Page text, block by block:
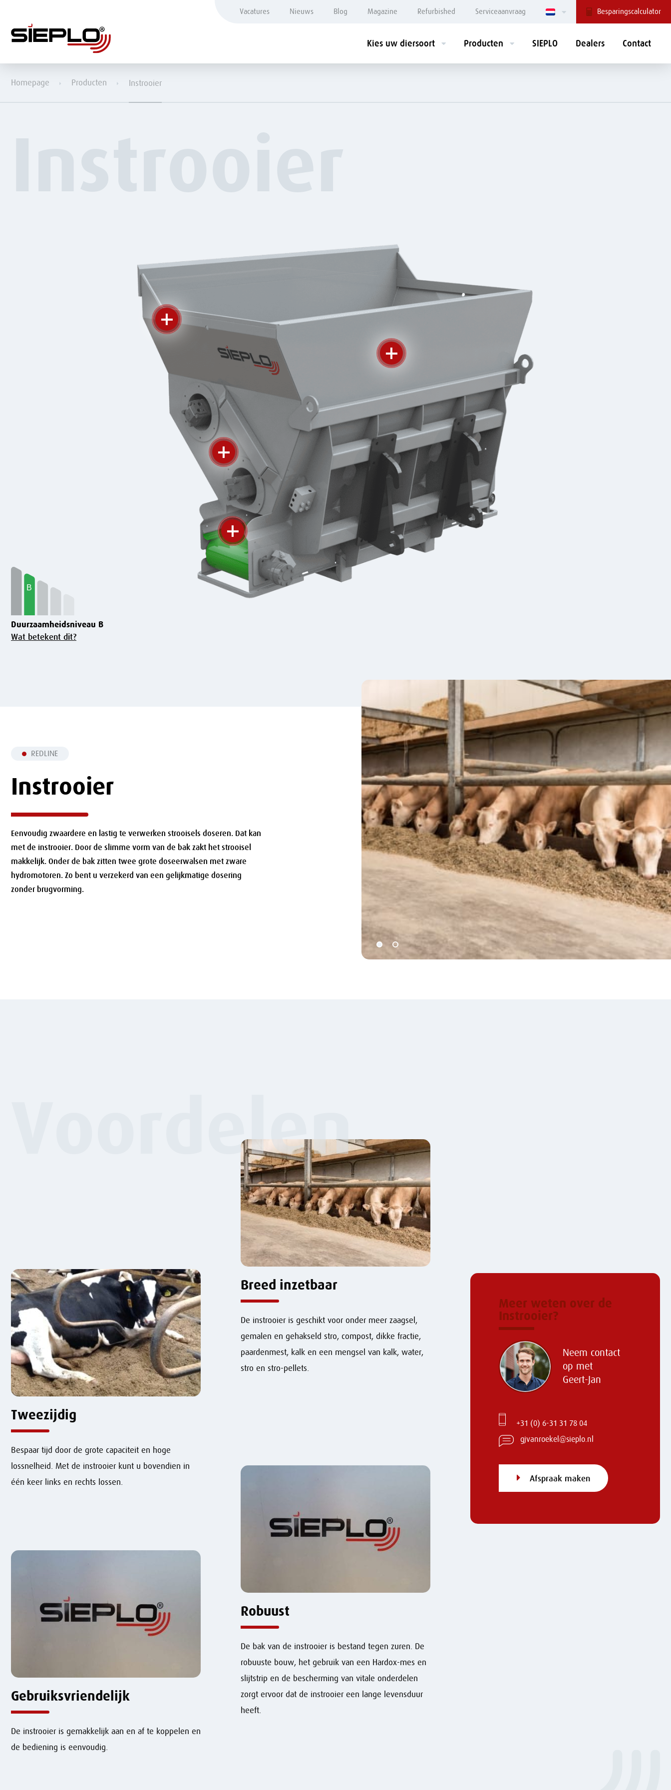
Vacatures Nieuws Blog Magazine Refurbished Serviceaanvraag Besparingscalculator
Kies uw diersoort Producten SIEPLO Dealers Contact
Homepage Producten Instrooier
Duurzaamheidsniveau B
Wat betekent dit?
REDLINE
Instrooier
Eenvoudig zwaardere en lastig te verwerken strooisels doseren. Dat kan
met de instrooier. Door de slimme vorm van de bak zakt het strooisel
makkelijk. Onder de bak zitten twee grote doseerwalsen met zware
hydromotoren. Zo bent u verzekerd van een gelijkmatige dosering
zonder brugvorming.
Voordelen
Tweezijdig
Bespaar tijd door de grote capaciteit en hoge
lossnelheid. Met de instrooier kunt u bovendien in
één keer links en rechts lossen.
Gebruiksvriendelijk
De instrooier is gemakkelijk aan en af te koppelen en
de bediening is eenvoudig.
Breed inzetbaar
De instrooier is geschikt voor onder meer zaagsel,
gemalen en gehakseld stro, compost, dikke fractie,
paardenmest, kalk en een mengsel van kalk, water,
stro en stro-pellets.
Robuust
De bak van de instrooier is bestand tegen zuren. De
robuuste bouw, het gebruik van een Hardox-mes en
slijtstrip en de bescherming van vitale onderdelen
zorgt ervoor dat de instrooier een lange levensduur
heeft.
Meer weten over de
Instrooier?
Neem contact
op met
Geert-Jan
+31 (0) 6-31 31 78 04
gjvanroekel@sieplo.nl
Afspraak maken